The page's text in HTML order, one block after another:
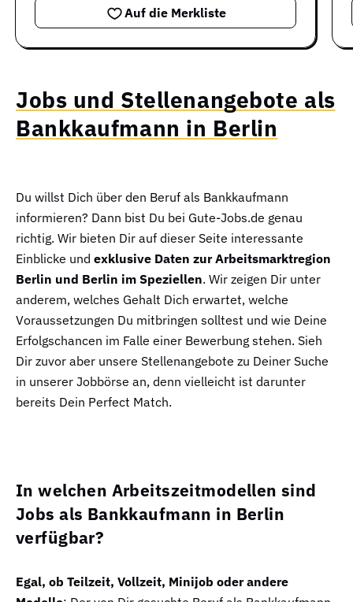
Auf die Merkliste
Jobs und Stellenangebote als
Bankkaufmann in Berlin
Du willst Dich über den Beruf als Bankkaufmann
informieren? Dann bist Du bei Gute-Jobs.de genau
richtig. Wir bieten Dir auf dieser Seite interessante
Einblicke und exklusive Daten zur Arbeitsmarktregion
Berlin und Berlin im Speziellen. Wir zeigen Dir unter
anderem, welches Gehalt Dich erwartet, welche
Voraussetzungen Du mitbringen solltest und wie Deine
Erfolgschancen im Falle einer Bewerbung stehen. Sieh
Dir zuvor aber unsere Stellenangebote zu Deiner Suche
in unserer Jobbörse an, denn vielleicht ist darunter
bereits Dein Perfect Match.
In welchen Arbeitszeitmodellen sind
Jobs als Bankkaufmann in Berlin
verfügbar?
Egal, ob Teilzeit, Vollzeit, Minijob oder andere